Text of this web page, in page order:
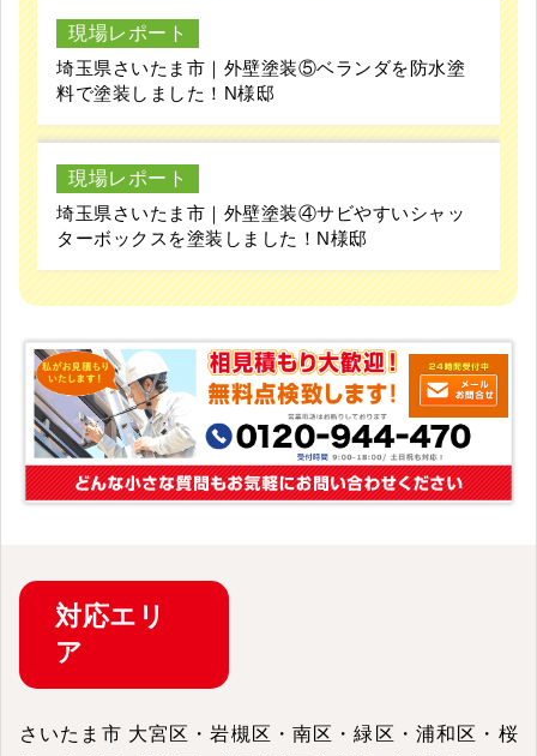
現場レポート
埼玉県さいたま市｜外壁塗装⑤ベランダを防水塗
料で塗装しました！N様邸
現場レポート
埼玉県さいたま市｜外壁塗装④サビやすいシャッ
ターボックスを塗装しました！N様邸
対応エリ
ア
さいたま市 大宮区・岩槻区・南区・緑区・浦和区・桜